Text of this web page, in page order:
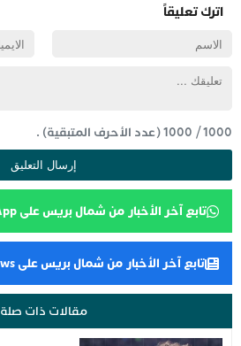
اترك تعليقاً
1000
/
1000(عدد الأحرف المتبقية) .
تابع آخر الأخبار من شمال بريس على WhatsApp
تابع آخر الأخبار من شمال بريس على Google News
مقالات ذات صلة